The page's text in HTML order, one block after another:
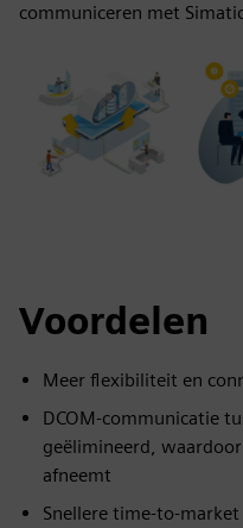
communiceren met
Voordelen
Meer flexibiliteit en
DCOM-communicatie
geëlimineerd,
afneemt
Snellere time-to-market